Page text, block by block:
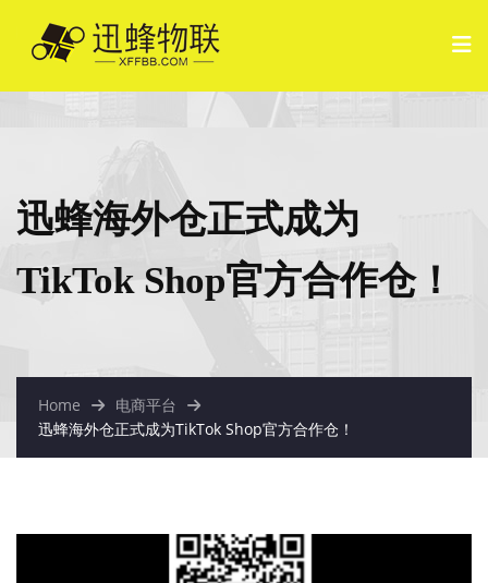
迅蜂海外仓正式成为
TikTok Shop官方合作仓！
Home
电商平台
迅蜂海外仓正式成为TikTok Shop官方合作仓！